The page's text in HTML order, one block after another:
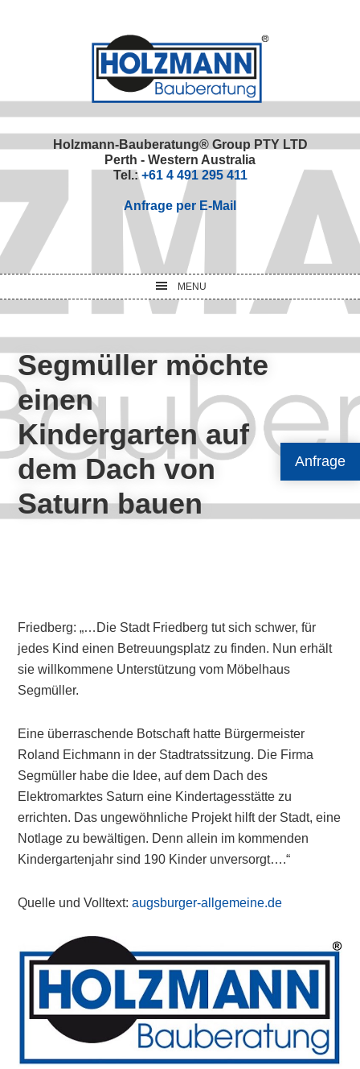
Anfrage
Holzmann-Bauberatung® Group PTY LTD
Perth - Western Australia
Tel.:+61 4 491 295 411
Anfrage per E-Mail
MENU
Segmüller möchte
einen
Kindergarten auf
dem Dach von
Saturn bauen
Friedberg: „…Die Stadt Friedberg tut sich schwer, für
jedes Kind einen Betreuungsplatz zu finden. Nun erhält
sie willkommene Unterstützung vom Möbelhaus
Segmüller.
Eine überraschende Botschaft hatte Bürgermeister
Roland Eichmann in der Stadtratssitzung. Die Firma
Segmüller habe die Idee, auf dem Dach des
Elektromarktes Saturn eine Kindertagesstätte zu
errichten. Das ungewöhnliche Projekt hilft der Stadt, eine
Notlage zu bewältigen. Denn allein im kommenden
Kindergartenjahr sind 190 Kinder unversorgt….“
Quelle und Volltext:augsburger-allgemeine.de
Primary
Sidebar